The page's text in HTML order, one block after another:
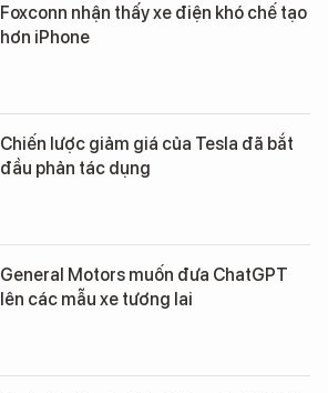
Foxconn nhận thấy xe điện khó chế tạo
hơn iPhone
Chiến lược giảm giá của Tesla đã bắt
đầu phản tác dụng
General Motors muốn đưa ChatGPT
lên các mẫu xe tương lai